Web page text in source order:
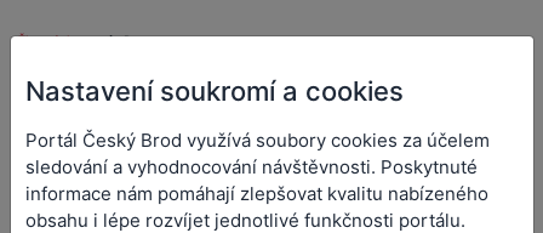
Životní situace Doprava
Doprava
Registr vozidel
Nastavení soukromí a cookies
Portál Český Brod využívá soubory cookies za účelem
sledování a vyhodnocování návštěvnosti. Poskytnuté
informace nám pomáhají zlepšovat kvalitu nabízeného
obsahu i lépe rozvíjet jednotlivé funkčnosti portálu.